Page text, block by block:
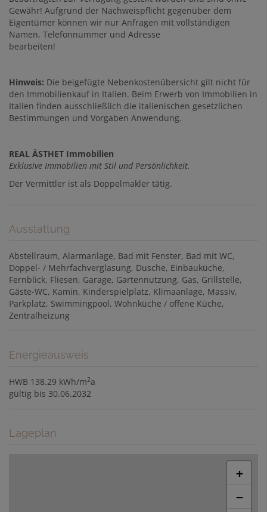
Gewähr! Aufgrund der Nachweispflicht gegenüber dem
Eigentümer können wir nur Anfragen mit vollständigen
Namen, Telefonnummer und Adresse
bearbeiten!
Hinweis: Die beigefügte Nebenkostenübersicht gilt nicht für
den Immobilienkauf in Italien. Beim Erwerb von Immobilien in
Italien finden ausschließlich die italienischen gesetzlichen
Bestimmungen und Vorgaben Anwendung.
REAL ÄSTHET Immobilien
Exklusive Immobilien mit Stil und Persönlichkeit.
Der Vermittler ist als Doppelmakler tätig.
Ausstattung
Abstellraum Alarmanlage Bad mit Fenster Bad mit WC
Doppel- / Mehrfachverglasung Dusche Einbauküche
Fernblick Fliesen Garage Gartennutzung Gas Grillstelle
Gäste-WC Kamin Kinderspielplatz Klimaanlage Massiv
Parkplatz Swimmingpool Wohnküche / offene Küche
Zentralheizung
Energieausweis
HWB 138.29 kWh/m2a
gültig bis 30.06.2032
Lageplan
+
−